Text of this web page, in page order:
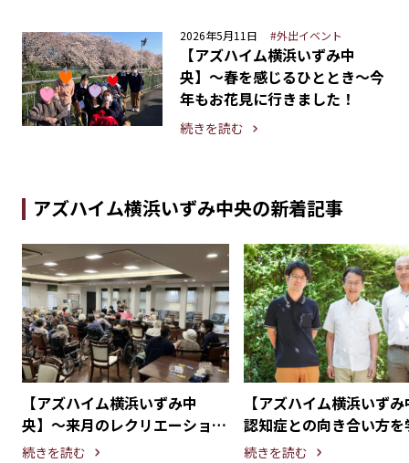
2026年5月11日 #外出イベント
【アズハイム横浜いずみ中
央】〜春を感じるひととき〜今
年もお花見に行きました！
続きを読む
アズハイム横浜いずみ中央の新着記事
【アズハイム横浜いずみ中
央】〜来月のレクリエーション
に向けて〜フラワーアレンジメ
続きを読む
【アズハイム横浜いず
認知症との向き合い方を
「コミュニティ講座」を
続きを読む